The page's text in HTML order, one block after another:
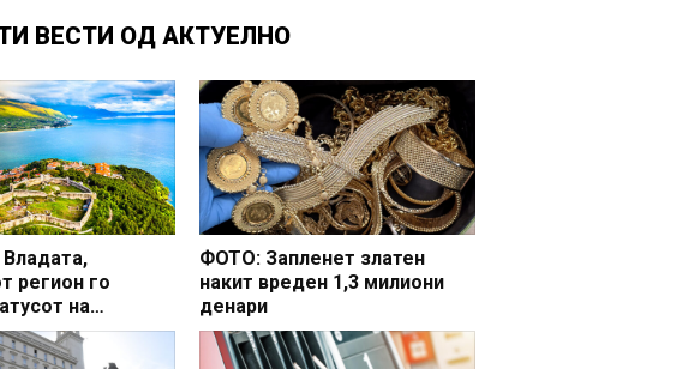
ВЕСТИ ОД АКТУЕЛНО
регион го
на
културно
ФОТО: Запленет златен
накит вреден 1,3 милиони
денари